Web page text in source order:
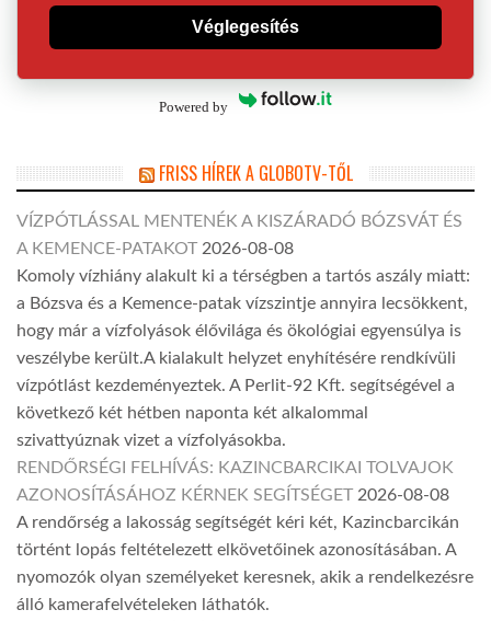
Véglegesítés
Powered by
FRISS HÍREK A GLOBOTV-TŐL
VÍZPÓTLÁSSAL MENTENÉK A KISZÁRADÓ BÓZSVÁT ÉS
A KEMENCE-PATAKOT 2026-08-08
Komoly vízhiány alakult ki a térségben a tartós aszály miatt:
a Bózsva és a Kemence-patak vízszintje annyira lecsökkent,
hogy már a vízfolyások élővilága és ökológiai egyensúlya is
veszélybe került.A kialakult helyzet enyhítésére rendkívüli
vízpótlást kezdeményeztek. A Perlit-92 Kft. segítségével a
következő két hétben naponta két alkalommal
szivattyúznak vizet a vízfolyásokba.
RENDŐRSÉGI FELHÍVÁS: KAZINCBARCIKAI TOLVAJOK
AZONOSÍTÁSÁHOZ KÉRNEK SEGÍTSÉGET 2026-08-08
A rendőrség a lakosság segítségét kéri két, Kazincbarcikán
történt lopás feltételezett elkövetőinek azonosításában. A
nyomozók olyan személyeket keresnek, akik a rendelkezésre
álló kamerafelvételeken láthatók.